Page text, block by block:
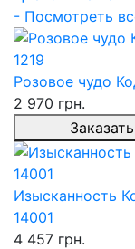
- Посмотреть
Розовое чудо
2 970 грн.
Заказать
Изысканность
14001
4 457 грн.